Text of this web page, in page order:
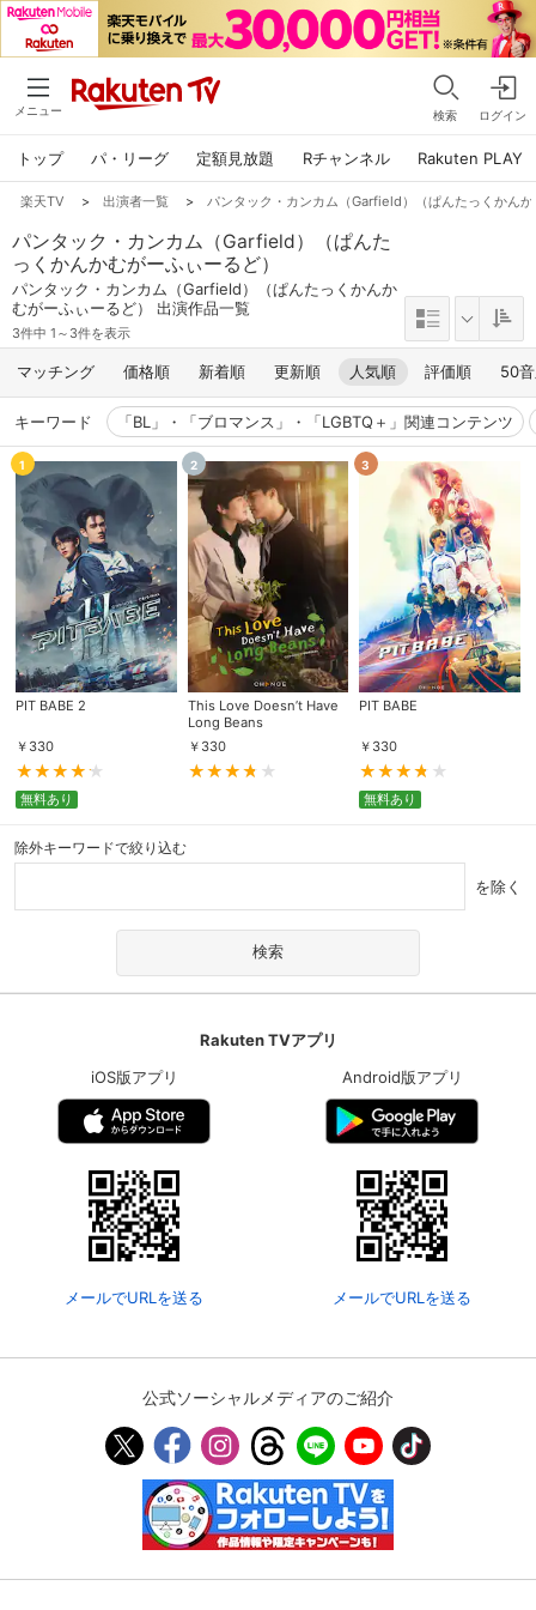
メニュー 検索 ログイン
トップ パ・リーグ 定額見放題 Rチャンネル Rakuten PLAY
楽天TV > 出演者一覧 > パンタック・カンカム（Garfield）（ぱんたっくかん
パンタック・カンカム（Garfield）（ぱんた
っくかんかむがーふぃーるど）
パンタック・カンカム（Garfield）（ぱんたっくかんか
むがーふぃーるど） 出演作品一覧
3件中 1～3件を表示
マッチング 価格順 新着順 更新順 人気順 評価順 50
キーワード 「BL」・「ブロマンス」・「LGBTQ＋」関連コンテンツ
1
PIT BABE 2
￥ 330
無料あり
2
This Love Doesn’t Have
Long Beans
￥ 330
3
PIT BABE
￥ 330
無料あり
除外キーワードで絞り込む
を除く
Rakuten TVアプリ
iOS版アプリ
メールでURLを送る
Android版アプリ
メールでURLを送る
公式ソーシャルメディアのご紹介